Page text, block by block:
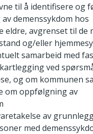
til å identifisere og
demenssykdom hos
eldre, avgrenset til de
og/eller
samarbeid med
ved
og om kommunen
om oppfølgning av
av
med